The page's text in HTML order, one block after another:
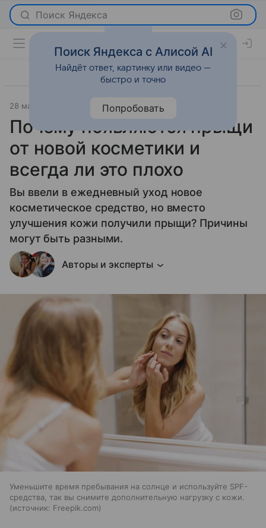
Поиск Яндекса
28 мая 2026 Красота
Почему появляются прыщи
от новой косметики и
всегда ли это плохо
Вы ввели в ежедневный уход новое
косметическое средство, но вместо
улучшения кожи получили прыщи? Причины
могут быть разными.
Авторы и эксперты
Уменьшите время пребывания на солнце и используйте SPF-
средства, так вы снимите дополнительную нагрузку с кожи.
источник: Freepik.com
Поиск Яндекса с Алисой AI
Найдёт ответ, картинку или видео —
быстро и точно
Попробовать